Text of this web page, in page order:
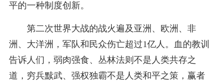
平的一种制度创新。
第二次世界大战的战火遍及亚洲、欧洲、非
洲、大洋洲，军队和民众伤亡超过1亿人。血的教训
告诉人们，弱肉强食、丛林法则不是人类共存之
道，穷兵黩武、强权独霸不是人类和平之策，赢者